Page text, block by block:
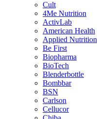
Cult
4Me Nutrition
ActivLab
American Health
Applied Nutrition
Be First
Biopharma
BioTech
Blenderbottle
Bombbar
BSN
Carlson
Cellucor